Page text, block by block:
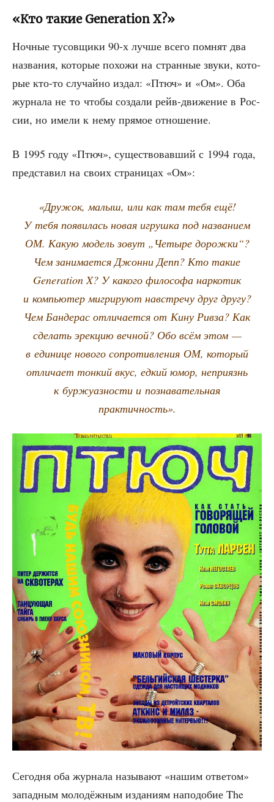
«Кто такие Generation X?»
Ноч­ные тусов­щи­ки 90‑х луч­ше все­го пом­нят два
назва­ния, кото­рые похо­жи на стран­ные зву­ки, кото­
рые кто-то слу­чай­но издал: «Птюч» и «Ом». Оба
жур­на­ла не то что­бы созда­ли рейв-дви­же­ние в Рос­
сии, но име­ли к нему пря­мое отношение.
В 1995 году «Птюч», суще­ство­вав­ший с 1994 года,
пред­ста­вил на сво­их стра­ни­цах «Ом»:
«Дру­жок, малыш, или как там тебя ещё!
У тебя появи­лась новая игруш­ка под назва­ни­ем
ОМ. Какую модель зовут „Четы­ре дорож­ки“?
Чем зани­ма­ет­ся Джон­ни Депп? Кто такие
Generation X? У како­го фило­со­фа нар­ко­тик
и ком­пью­тер мигри­ру­ют навстре­чу друг дру­гу?
Чем Бан­де­рас отли­ча­ет­ся от Кину Рив­за? Как
сде­лать эрек­цию веч­ной? Обо всём этом —
в еди­ни­це ново­го сопро­тив­ле­ния ОМ, кото­рый
отли­ча­ет тон­кий вкус, едкий юмор, непри­язнь
к бур­жу­аз­но­сти и позна­ва­тель­ная
практичность».
Сего­дня оба жур­на­ла назы­ва­ют «нашим отве­том»
запад­ным моло­дёж­ным изда­ни­ям напо­до­бие The